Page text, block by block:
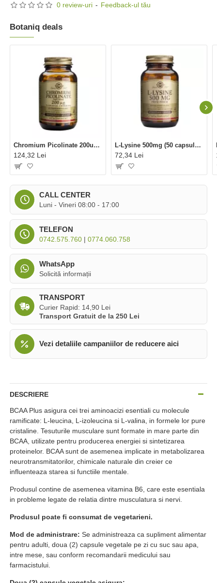
0 review-uri - Feedback-ul tău
CALL CENTER
Luni - Vineri 08:00 - 17:00
TELEFON
0742.575.760 | 0774.060.758
WhatsApp
Solicită informații
TRANSPORT
Curier Rapid: 14,90 Lei
Transport Gratuit de la 250 Lei
Vezi detaliile campaniilor de reducere aici
Botaniq deals
Chromium Picolinate 200ug (90 capsule), Solgar
124,32 Lei
L-Lysine 500mg (50 capsule), Solgar
72,34 Lei
DESCRIERE
BCAA Plus asigura cei trei aminoacizi esentiali cu molecule
ramificate: L-leucina, L-izoleucina si L-valina, in formele lor pure
cristaline. Tesuturile musculare sunt formate in mare parte din
BCAA, utilizate pentru producerea energiei si sintetizarea
proteinelor. BCAA sunt de asemenea implicate in metabolizarea
neurotransmitatorilor, chimicale naturale din creier ce
influenteaza starea si functiile mentale.
Produsul contine de asemenea vitamina B6, care este esentiala
in probleme legate de relatia dintre musculatura si nervi.
Produsul poate fi consumat de vegetarieni.
Mod de administrare: Se administreaza ca supliment alimentar
pentru adulti, doua (2) capsule vegetale pe zi cu suc sau apa,
intre mese, sau conform recomandarii medicului sau
farmacistului.